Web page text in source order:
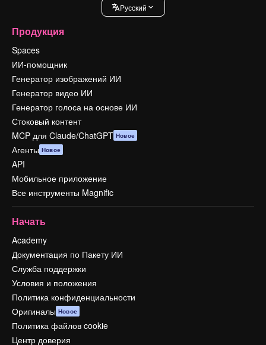
Pусский
Продукция
Spaces
ИИ-помощник
Генератор изображений ИИ
Генератор видео ИИ
Генератор голоса на основе ИИ
Стоковый контент
MCP для Claude/ChatGPT Новое
Агенты Новое
API
Мобильное приложение
Все инструменты Magnific
Начать
Academy
Документация по Пакету ИИ
Служба поддержки
Условия и положения
Политика конфиденциальности
Оригиналы Новое
Политика файлов cookie
Центр доверия